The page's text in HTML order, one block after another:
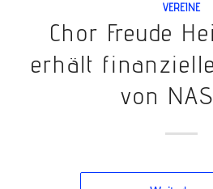
VEREINE
Chor Freude
erhält
von